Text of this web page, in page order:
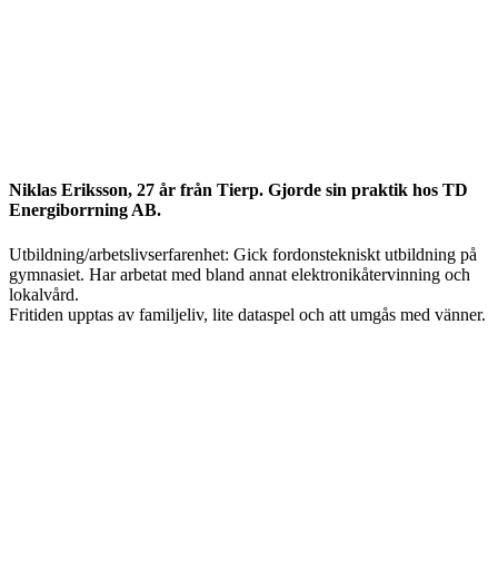
Niklas Eriksson, 27 år från Tierp. Gjorde sin praktik hos TD
Energiborrning AB.
Utbildning/arbetslivserfarenhet: Gick fordonstekniskt utbildning på
gymnasiet. Har arbetat med bland annat elektronikåtervinning och
lokalvård.
Fritiden upptas av familjeliv, lite dataspel och att umgås med vänner.